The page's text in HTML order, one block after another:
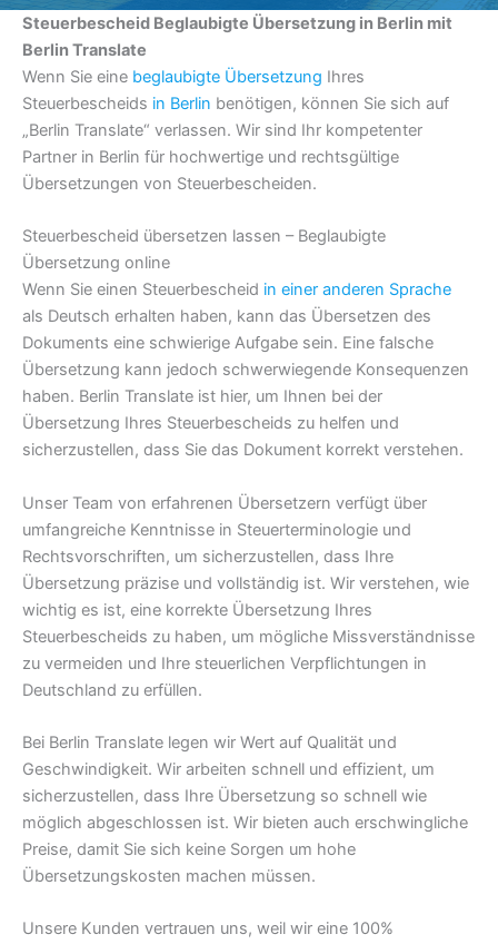
Steuerbescheid Beglaubigte Übersetzung in Berlin mit
Berlin Translate
Wenn Sie eine beglaubigte Übersetzung Ihres
Steuerbescheids in Berlin benötigen, können Sie sich auf
„Berlin Translate“ verlassen. Wir sind Ihr kompetenter
Partner in Berlin für hochwertige und rechtsgültige
Übersetzungen von Steuerbescheiden.
Steuerbescheid übersetzen lassen – Beglaubigte
Übersetzung online
Wenn Sie einen Steuerbescheid in einer anderen Sprache
als Deutsch erhalten haben, kann das Übersetzen des
Dokuments eine schwierige Aufgabe sein. Eine falsche
Übersetzung kann jedoch schwerwiegende Konsequenzen
haben. Berlin Translate ist hier, um Ihnen bei der
Übersetzung Ihres Steuerbescheids zu helfen und
sicherzustellen, dass Sie das Dokument korrekt verstehen.
Unser Team von erfahrenen Übersetzern verfügt über
umfangreiche Kenntnisse in Steuerterminologie und
Rechtsvorschriften, um sicherzustellen, dass Ihre
Übersetzung präzise und vollständig ist. Wir verstehen, wie
wichtig es ist, eine korrekte Übersetzung Ihres
Steuerbescheids zu haben, um mögliche Missverständnisse
zu vermeiden und Ihre steuerlichen Verpflichtungen in
Deutschland zu erfüllen.
Bei Berlin Translate legen wir Wert auf Qualität und
Geschwindigkeit. Wir arbeiten schnell und effizient, um
sicherzustellen, dass Ihre Übersetzung so schnell wie
möglich abgeschlossen ist. Wir bieten auch erschwingliche
Preise, damit Sie sich keine Sorgen um hohe
Übersetzungskosten machen müssen.
Unsere Kunden vertrauen uns, weil wir eine 100%